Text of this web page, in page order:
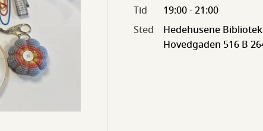
Tid
19:00 - 21:00
Sted
Hedehusene Bibliotek
Hovedgaden 516 B